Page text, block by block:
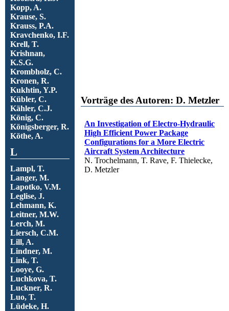
Kopp, A.
Krause, S.
Krauss, P.A.
Kravchenko, I.F.
Krell, T.
Krishnan,
K.S.G.
Krombholz, C.
Kronen, R.
Kukhtin, Y.P.
Kübler, C.
Kähler, C.J.
König, C.
Königsberger, R.
Köthe, A.
L
Lampl, T.
Langer, M.
Lapotko, V.M.
Leglise, J.
Lehmann, K.
Leitner, M.W.
Lerch, M.
Liersch, C.M.
Lill, A.
Lindner, M.
Link, T.
Looye, G.
Luchkova, T.
Luckner, R.
Luo, T.
Lüdeke, H.
Vorträge des Autoren: D. Metzler
An Investigation of Electro-Hydraulic
High Efficient Power Package
Configurations for a More Electric
Aircraft System Architecture
N. Trochelmann, T. Rave, F. Thielecke,
D. Metzler